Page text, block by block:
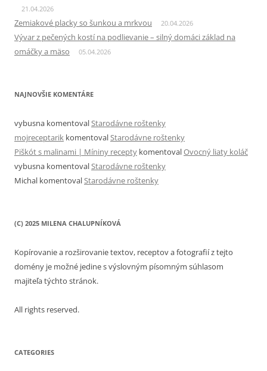
21.04.2026
Zemiakové placky so šunkou a mrkvou 20.04.2026
Vývar z pečených kostí na podlievanie – silný domáci základ na
omáčky a mäso
05.04.2026
NAJNOVŠIE KOMENTÁRE
vybusna komentovalStarodávne roštenky
mojreceptarik komentovalStarodávne roštenky
Piškót s malinami | Míniny recepty komentovalOvocný liaty koláč
vybusna komentovalStarodávne roštenky
Michal komentovalStarodávne roštenky
(C) 2025 MILENA CHALUPNÍKOVÁ
Kopírovanie a rozširovanie textov, receptov a fotografií z tejto
domény je možné jedine s výslovným písomným súhlasom
majiteľa týchto stránok.
All rights reserved.
CATEGORIES